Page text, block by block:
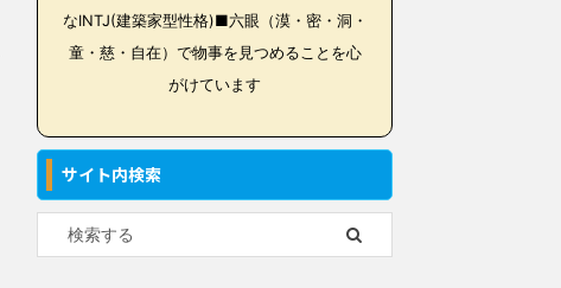
なINTJ(建築家型性格)■六眼（漠・密・洞・
童・慈・自在）で物事を見つめることを心
がけています
サイト内検索